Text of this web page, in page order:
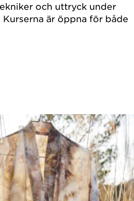
och uttryck under
är öppna för både